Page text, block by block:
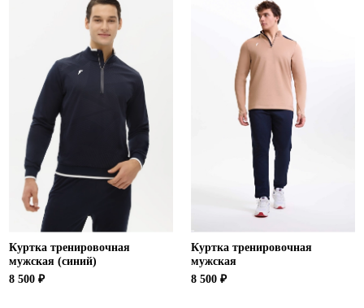
Куртка тренировочная
мужская (синий)
8 500 ₽
Куртка тренировочная
мужская
8 500 ₽